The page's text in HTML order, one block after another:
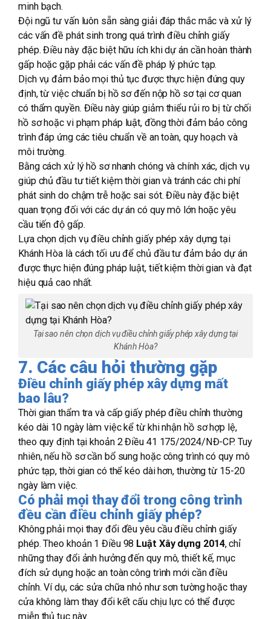
minh bạch.
Đội ngũ tư vấn luôn sẵn sàng giải đáp thắc mắc và xử lý
các vấn đề phát sinh trong quá trình điều chỉnh giấy
phép. Điều này đặc biệt hữu ích khi dự án cần hoàn thành
gấp hoặc gặp phải các vấn đề pháp lý phức tạp.
Dịch vụ đảm bảo mọi thủ tục được thực hiện đúng quy
định, từ việc chuẩn bị hồ sơ đến nộp hồ sơ tại cơ quan
có thẩm quyền. Điều này giúp giảm thiểu rủi ro bị từ chối
hồ sơ hoặc vi phạm pháp luật, đồng thời đảm bảo công
trình đáp ứng các tiêu chuẩn về an toàn, quy hoạch và
môi trường.
Bằng cách xử lý hồ sơ nhanh chóng và chính xác, dịch vụ
giúp chủ đầu tư tiết kiệm thời gian và tránh các chi phí
phát sinh do chậm trễ hoặc sai sót. Điều này đặc biệt
quan trọng đối với các dự án có quy mô lớn hoặc yêu
cầu tiến độ gấp.
Lựa chọn dịch vụ điều chỉnh giấy phép xây dựng tại
Khánh Hòa là cách tối ưu để chủ đầu tư đảm bảo dự án
được thực hiện đúng pháp luật, tiết kiệm thời gian và đạt
hiệu quả cao nhất.
Tại sao nên chọn dịch vụ điều chỉnh giấy phép xây dựng tại
Khánh Hòa?
7. Các câu hỏi thường gặp
Điều chỉnh giấy phép xây dựng mất
bao lâu?
Thời gian thẩm tra và cấp giấy phép điều chỉnh thường
kéo dài 10 ngày làm việc kể từ khi nhận hồ sơ hợp lệ,
theo quy định tại khoản 2 Điều 41 175/2024/NĐ-CP. Tuy
nhiên, nếu hồ sơ cần bổ sung hoặc công trình có quy mô
phức tạp, thời gian có thể kéo dài hơn, thường từ 15-20
ngày làm việc.
Có phải mọi thay đổi trong công trình
đều cần điều chỉnh giấy phép?
Không phải mọi thay đổi đều yêu cầu điều chỉnh giấy
phép. Theo khoản 1 Điều 98 Luật Xây dựng 2014, chỉ
những thay đổi ảnh hưởng đến quy mô, thiết kế, mục
đích sử dụng hoặc an toàn công trình mới cần điều
chỉnh. Ví dụ, các sửa chữa nhỏ như sơn tường hoặc thay
cửa không làm thay đổi kết cấu chịu lực có thể được
miễn thủ tục này.